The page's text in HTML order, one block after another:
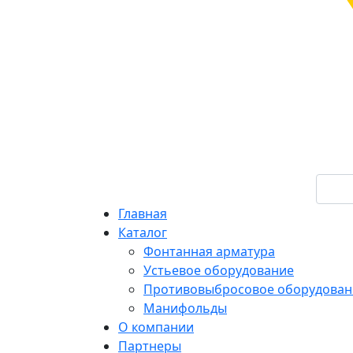
Главная
Каталог
Фонтанная арматура
Устьевое оборудование
Противовыбросовое
Манифольды
О компании
Партнеры